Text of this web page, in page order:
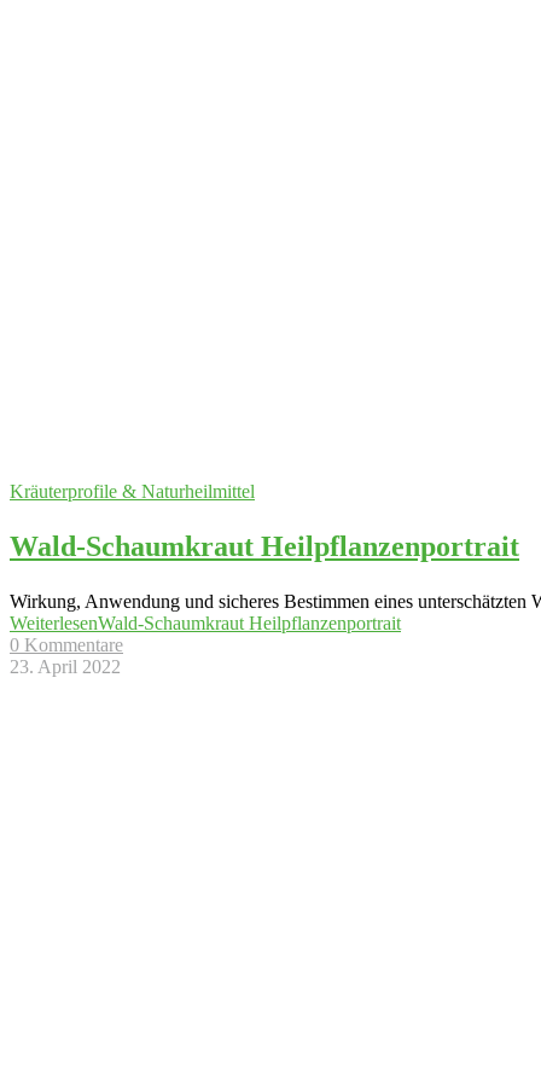
Kräuterprofile & Naturheilmittel
Wald-Schaumkraut Heilpflanzenportrait
Wirkung, Anwendung und sicheres Bestimmen eines
WeiterlesenWald-Schaumkraut Heilpflanzenportrait
0 Kommentare
23. April 2022